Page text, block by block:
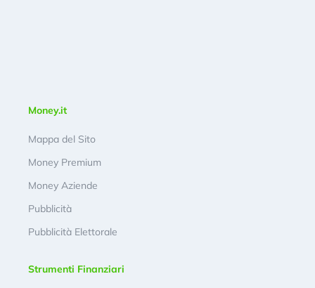
Money.it
Mappa del Sito
Money Premium
Money Aziende
Pubblicità
Pubblicità Elettorale
Strumenti Finanziari